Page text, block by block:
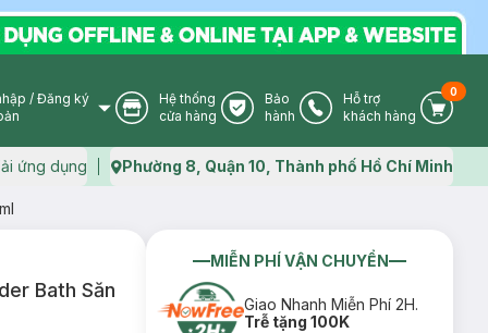
User Icon
/ Đăng ký
Store Icon
Hệ thống
cửa hàng
Warranty Icon
Bảo
hành
Phone Icon
Hỗ trợ
khách hàng
Cart
0
ứng dụng Map icon
Phường 8, Quận 10, Thành phố Hồ Chí Minh
Bath Săn
MIỄN PHÍ VẬN CHUYỂN
Giao Nhanh Miễn Phí 2H.
Trễ tặng 100K